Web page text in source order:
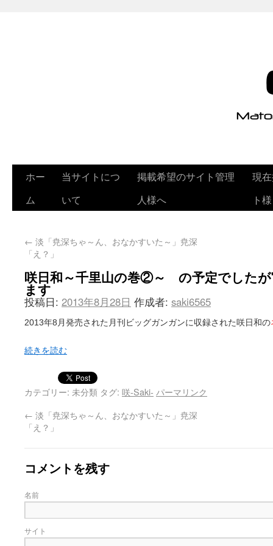
ホー
ム
当サイトにつ
いて
掲載希望のサイト管理
人様へ
現
ト様
← 淡「尭深ちゃ～ん、おなかすいた～」尭深
「え？」
咲日和～千里山の巻②～ の予定でしたが
ます
投稿日: 2013年8月28日 作成者: saki6565
2013年8月発売された月刊ビッグガンガンに収録された咲日和の
続きを読む
カテゴリー: 未分類 タグ: 咲-Saki- パーマリンク
← 淡「尭深ちゃ～ん、おなかすいた～」尭深
「え？」
コメントを残す
名前
サイト